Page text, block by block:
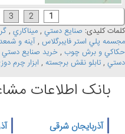
1
2
3
کلمات کلیدی: صنايع دستي , ميناکاري ,
مجسمه پلي استر فايبرگلاس , آينه و
حکاکي و برش چوب , خريد صنايع دستي
دستي , تابلو نقش برجسته , ابزار چرم
بانک اطلاعات
آذربایجان شرقی